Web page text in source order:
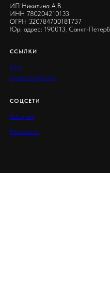
ИП Никитина А.В.
ИНН 780204210133
ОГРН 320784700181737
Юр. адрес: 190013, Санкт-
ССЫЛКИ
Блог
Правила центра
СОЦСЕТИ
Telegram
Вконтакте